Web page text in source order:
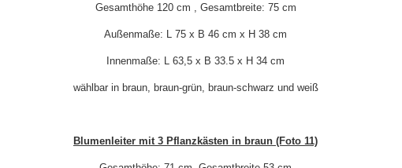
Gesamthöhe 120 cm , Gesamtbreite: 75 cm
Außenmaße: L 75 x B 46 cm x H 38 cm
Innenmaße: L 63,5 x B 33.5 x H 34 cm
wählbar in braun, braun-grün, braun-schwarz und weiß
Blumenleiter mit 3 Pflanzkästen in braun (Foto 11)